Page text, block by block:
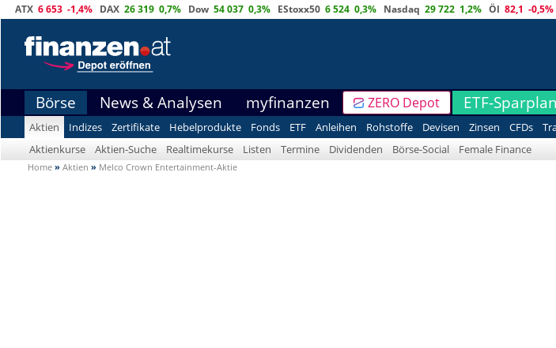
ATX 6 653 -1,4% DAX 26 319 0,7% Dow 54 037 0,3% EStoxx50 6 524 0,3% Nasdaq 29 722 1,2% Öl 82,1 -0,5%
Börse News & Analysen myfinanzen ZERO Depot ETF-Sparplan
Aktien Indizes Zertifikate Hebelprodukte Fonds ETF Anleihen Rohstoffe Devisen Zinsen CFDs
Aktienkurse
Aktien-Suche Realtimekurse Listen Termine Dividenden Börse-Social Female Finance
Home » Aktien » Melco Crown Entertainment-Aktie